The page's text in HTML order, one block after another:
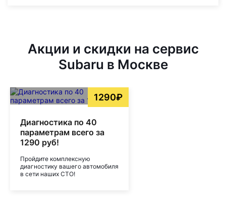
Акции и скидки на сервис
Subaru в Москве
1290₽
Диагностика по 40
параметрам всего за
1290 руб!
Пройдите комплексную
диагностику вашего автомобиля
в сети наших СТО!